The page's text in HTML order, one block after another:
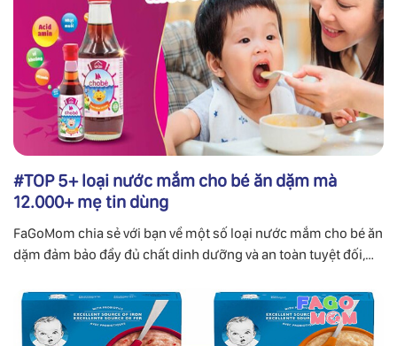
#TOP 5+ loại nước mắm cho bé ăn dặm mà
12.000+ mẹ tin dùng
FaGoMom chia sẻ với bạn về một số loại nước mắm cho bé ăn
dặm đảm bảo đầy đủ chất dinh dưỡng và an toàn tuyệt đối,